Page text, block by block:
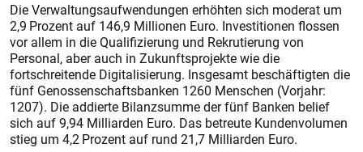
Die Verwaltungsaufwendungen erhöhten sich moderat um
2,9 Prozent auf 146,9 Millionen Euro. Investitionen flossen
vor allem in die Qualifizierung und Rekrutierung von
Personal, aber auch in Zukunftsprojekte wie die
fortschreitende Digitalisierung. Insgesamt beschäftigten die
fünf Genossenschaftsbanken 1260 Menschen (Vorjahr:
1207). Die addierte Bilanzsumme der fünf Banken belief
sich auf 9,94 Milliarden Euro. Das betreute Kundenvolumen
stieg um 4,2 Prozent auf rund 21,7 Milliarden Euro.